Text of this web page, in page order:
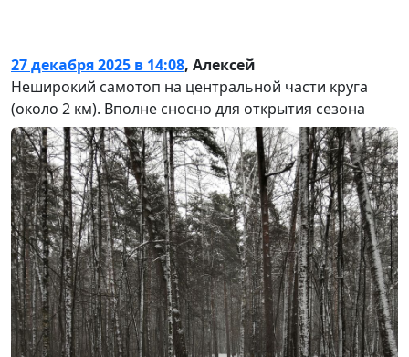
27 декабря 2025 в 14:08, Алексей
Неширокий самотоп на центральной части круга
(около 2 км). Вполне сносно для открытия сезона